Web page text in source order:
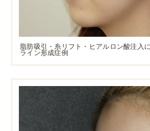
脂肪吸引・糸リフト・ヒアルロン酸注入
ライン形成症例